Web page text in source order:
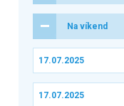
Na víkend